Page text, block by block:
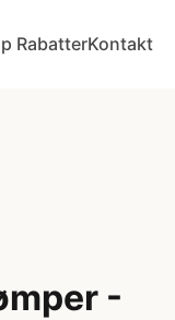
RabatterKontakt
-